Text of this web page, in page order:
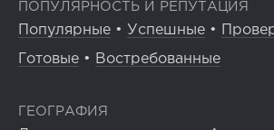
ПОПУЛЯРНОСТЬ И РЕПУТАЦИЯ
Популярные • Успешные •
Готовые • Востребованные
ГЕОГРАФИЯ